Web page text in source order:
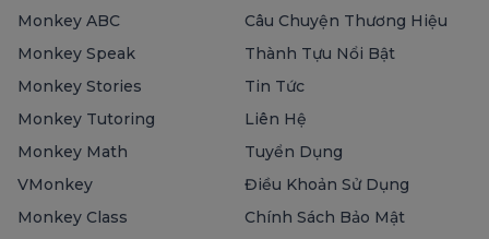
Monkey ABC
Monkey Speak
Monkey Stories
Monkey Tutoring
Monkey Math
VMonkey
Monkey Class
Câu Chuyện Thương Hiệu
Thành Tựu Nổi Bật
Tin Tức
Liên Hệ
Tuyển Dụng
Điều Khoản Sử Dụng
Chính Sách Bảo Mật